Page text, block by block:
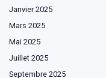
Janvier 2025
Mars 2025
Mai 2025
Juillet 2025
Septembre 2025